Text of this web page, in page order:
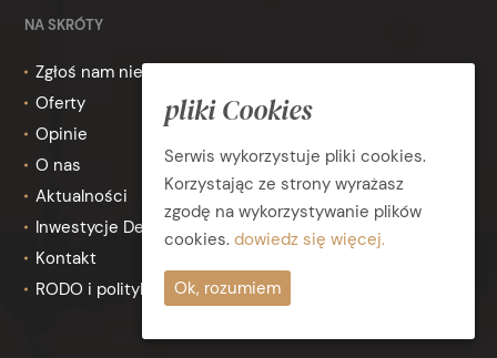
NA SKRÓTY
Zgłoś nam nieruchomość
Oferty
Opinie
O nas
Aktualności
Inwestycje Deweloperskie
Kontakt
RODO i polityka prywatności
pliki Cookies
Serwis wykorzystuje pliki cookies.
Korzystając ze strony wyrażasz
zgodę na wykorzystywanie plików
cookies. dowiedz się więcej.
Ok, rozumiem